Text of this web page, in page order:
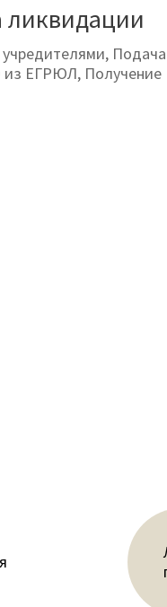
ликвидации
Подача
из ЕГРЮЛ, Получение